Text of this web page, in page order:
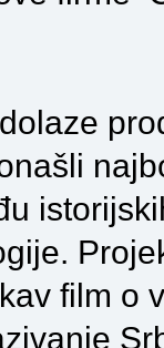
film o